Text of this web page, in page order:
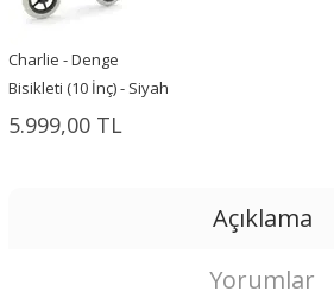
Charlie - Denge
Bisikleti (10 İnç) - Siyah
5.999,00 TL
Açıklama
Yorumlar